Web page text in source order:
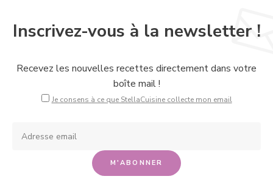
Inscrivez-vous à la newsletter !
Recevez les nouvelles recettes directement dans votre
boîte mail !
Je consens à ce que StellaCuisine collecte mon email